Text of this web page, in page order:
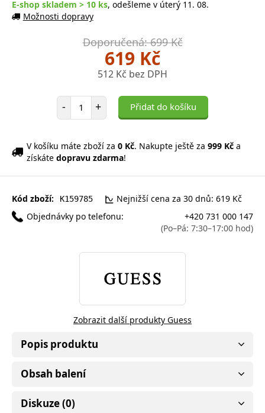
E-shop skladem > 10 ks, odešleme v úterý 11. 08.
Možnosti dopravy
Doporučená: 699 Kč
619 Kč
512 Kč bez DPH
- Počet položek
+ Přidat do košíku
V košíku máte zboží za 0 Kč. Nakupte ještě za 999 Kč a
získáte dopravu zdarma!
Kód zboží: K159785
Nejnižší cena za 30 dnů: 619 Kč
Objednávky po telefonu:
+420 731 000 147
(Po–Pá: 7:30–17:00 hod)
Zobrazit další produkty Guess
Popis produktu
Obsah balení
Diskuze (0)